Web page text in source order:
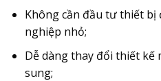
Không cần đầu tư thiết
nghiệp nhỏ;
Dễ dàng thay đổi thiết kế
sung;